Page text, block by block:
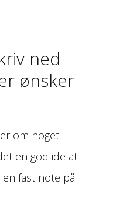
ned
ønsker
om noget
en god ide at
en fast note på